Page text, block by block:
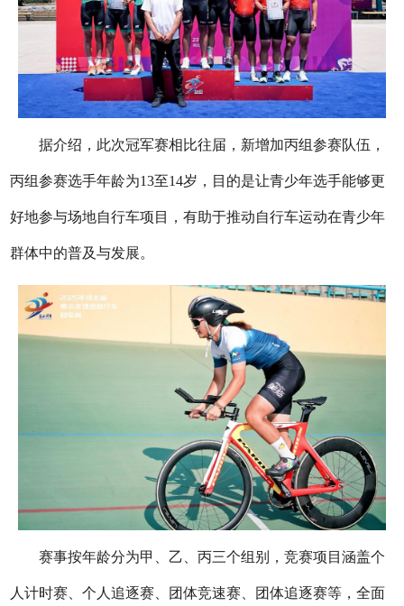
据介绍，此次冠军赛相比往届，新增加丙组参赛队伍，
丙组参赛选手年龄为13至14岁，目的是让青少年选手能够更
好地参与场地自行车项目，有助于推动自行车运动在青少年
群体中的普及与发展。
赛事按年龄分为甲、乙、丙三个组别，竞赛项目涵盖个
人计时赛、个人追逐赛、团体竞速赛、团体追逐赛等，全面